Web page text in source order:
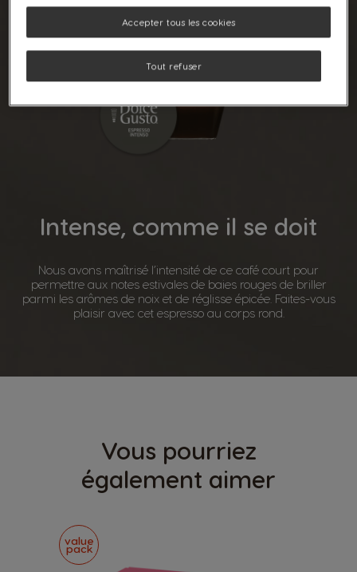
Intense, comme il se doit
Nous avons maîtrisé l’intensité de ce café court pour
permettre aux notes estivales de baies rouges de briller
parmi les arômes de noix et de réglisse épicée. Faites-vous
plaisir avec cet espresso au corps rond.
Vous pourriez
également aimer
value
pack
Tout refuser
Accepter tous les cookies